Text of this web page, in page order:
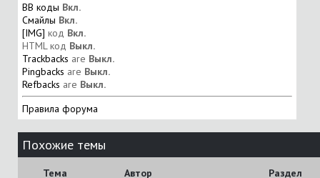
BB коды Вкл.
Смайлы Вкл.
[IMG] код Вкл.
HTML код Выкл.
Trackbacks are Выкл.
Pingbacks are Выкл.
Refbacks are Выкл.
Правила форума
Похожие темы
Тема Автор Раздел